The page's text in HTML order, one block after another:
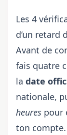
Les 4
d’un retard
Avant de
fais quatre
la date
nationale,
heures pour
ton